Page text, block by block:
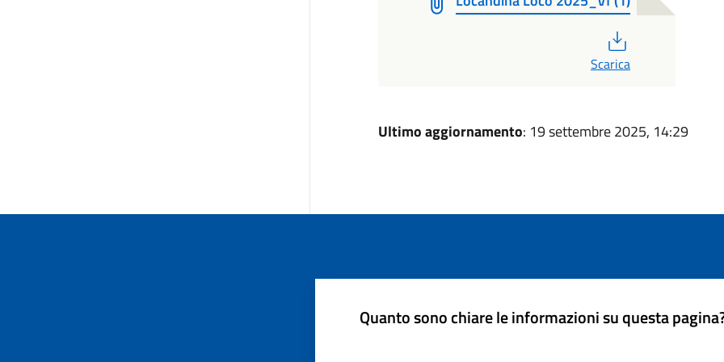
Scarica
Ultimo aggiornamento: 19 settembre 2025, 14:29
Quanto sono chiare le informazioni su questa